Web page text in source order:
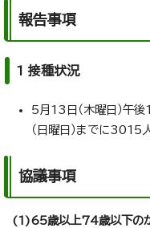
報告事項
1 接種状況
5月13日（木曜日）午
（日曜日）までに3015
協議事項
(1)65歳以上74歳以下の